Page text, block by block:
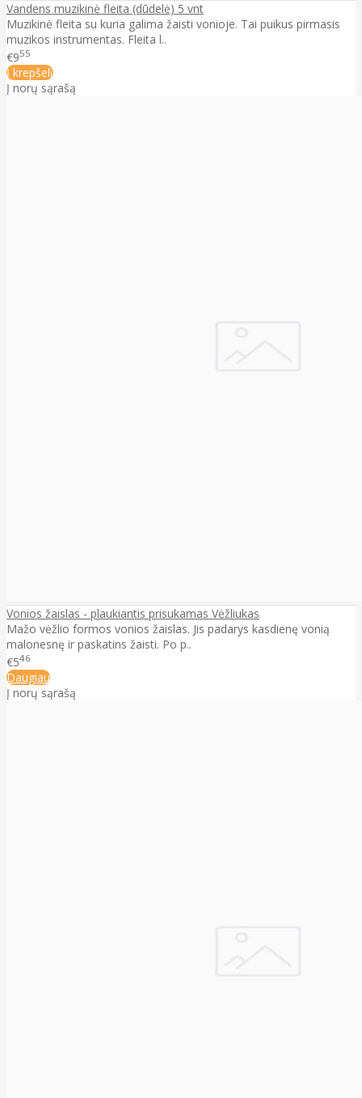
Vandens muzikinė fleita (dūdelė) 5 vnt
Muzikinė fleita su kuria galima žaisti vonioje. Tai puikus pirmasis
muzikos instrumentas. Fleita l..
€955
Į krepšelį
Į norų sąrašą
Vonios žaislas - plaukiantis prisukamas Vėžliukas
Mažo vėžlio formos vonios žaislas. Jis padarys kasdienę vonią
malonesnę ir paskatins žaisti. Po p..
€546
Daugiau
Į norų sąrašą